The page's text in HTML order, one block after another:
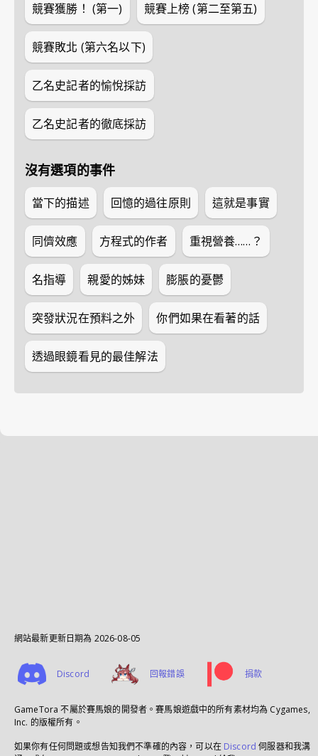
競賽獲勝！ (第一) 競賽上榜 (第二至第五)
競賽敗北 (第六名以下)
乙名史記者的愉悅採訪
乙名史記者的徹底採訪
沒有選項的事件
當下的描述 回憶的過往原則 這就是事實
同儕效應 方程式的作者 重視營養……？
名指導 親愛的姊妹 膨脹的憂鬱
突發狀況在預料之外 你們如果在看著的話
透過眼鏡看見的最佳解法
網站最新更新日期為 2026-08-05
Discord 回報錯誤 捐款
GameTora 不屬於賽馬娘的開發者。賽馬娘遊戲中的所有素材均為 Cygames,
Inc. 的版權所有。
如果你有任何問題或想告知我們不準確的內容，可以在 Discord 伺服器和我溝